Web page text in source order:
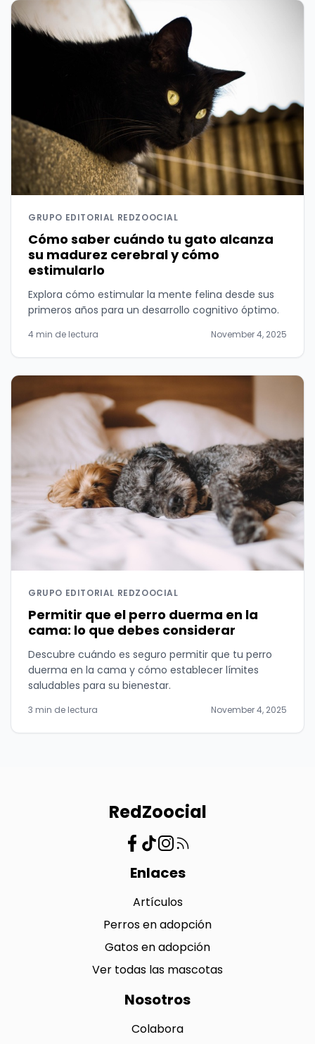
GRUPO EDITORIAL REDZOOCIAL
Cómo saber cuándo tu gato alcanza
su madurez cerebral y cómo
estimularlo
Explora cómo estimular la mente felina desde sus
primeros años para un desarrollo cognitivo óptimo.
4 min de lectura November 4, 2025
GRUPO EDITORIAL REDZOOCIAL
Permitir que el perro duerma en la
cama: lo que debes considerar
Descubre cuándo es seguro permitir que tu perro
duerma en la cama y cómo establecer límites
saludables para su bienestar.
3 min de lectura November 4, 2025
RedZoocial
Enlaces
Artículos
Perros en adopción
Gatos en adopción
Ver todas las mascotas
Nosotros
Colabora